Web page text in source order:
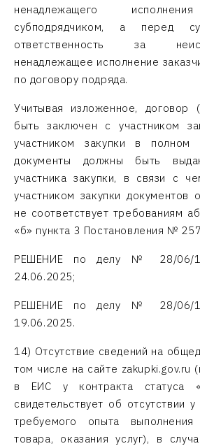
ненадлежащего
субподрядчиком, а перед
ответственность за
ненадлежащее исполнение
по договору подряда.
Учитывая изложенное, договор
быть заключен с участником
участником закупки в
документы должны быть
участника закупки, в связи с
участником закупки документов
не соответствует требованиям
«б» пункта 3 Постановления №
РЕШЕНИЕ по делу № 28/06/
24.06.2025;
РЕШЕНИЕ по делу № 28/06/
19.06.2025.
14) Отсутствие сведений на
том числе на сайте zakupki.gov.ru
в ЕИС у контракта статуса
свидетельствует об отсутствии у
требуемого опыта
товара, оказания услуг), в